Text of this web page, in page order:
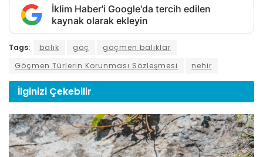
İklim Haber'i Google'da tercih edilen
kaynak olarak ekleyin
Tags: balık göç
göçmen balıklar
Göçmen Türlerin Korunması Sözleşmesi
nehir
İlginizi Çekebilir